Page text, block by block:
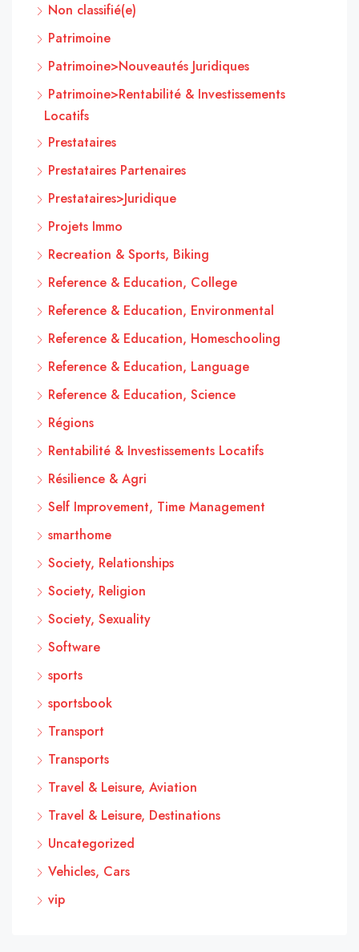
Non classifié(e)
Patrimoine
Patrimoine>Nouveautés Juridiques
Patrimoine>Rentabilité & Investissements
Locatifs
Prestataires
Prestataires Partenaires
Prestataires>Juridique
Projets Immo
Recreation & Sports, Biking
Reference & Education, College
Reference & Education, Environmental
Reference & Education, Homeschooling
Reference & Education, Language
Reference & Education, Science
Régions
Rentabilité & Investissements Locatifs
Résilience & Agri
Self Improvement, Time Management
smarthome
Society, Relationships
Society, Religion
Society, Sexuality
Software
sports
sportsbook
Transport
Transports
Travel & Leisure, Aviation
Travel & Leisure, Destinations
Uncategorized
Vehicles, Cars
vip